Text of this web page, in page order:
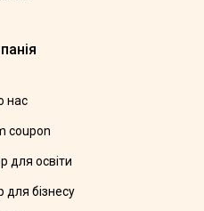
нас
coupon
для освіти
для бізнесу